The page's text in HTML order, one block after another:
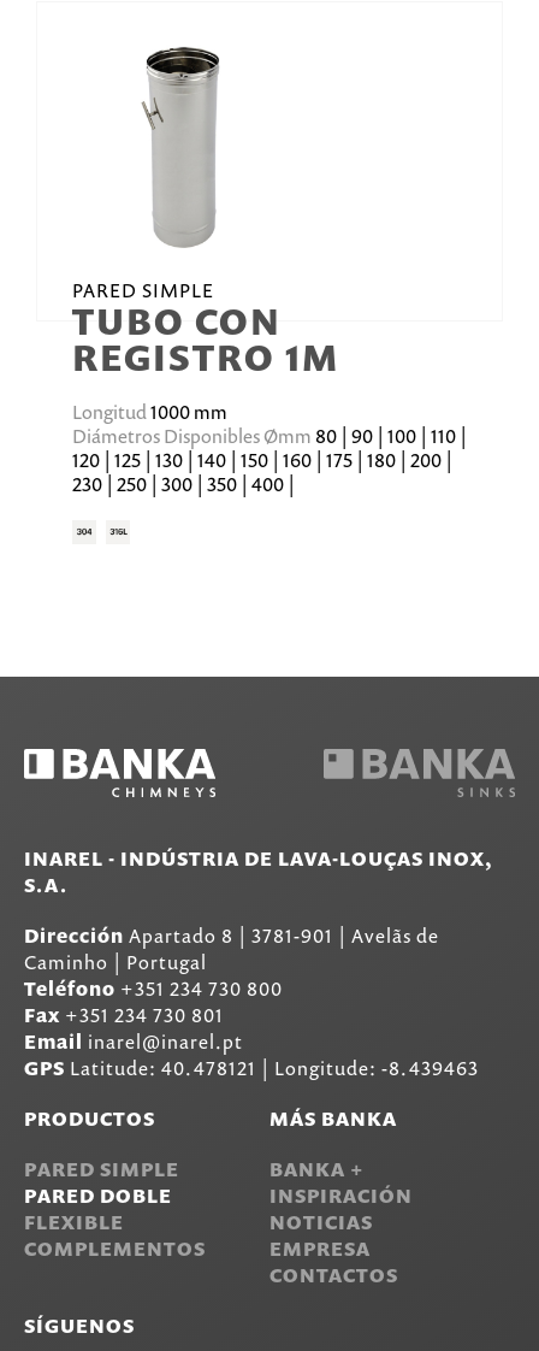
PARED SIMPLE
TUBO CON
REGISTRO 1M
Longitud1000 mm
Diámetros Disponibles Ømm 80 | 90 | 100 | 110 |
120 | 125 | 130 | 140 | 150 | 160 | 175 | 180 | 200 |
230 | 250 | 300 | 350 | 400 |
INAREL - INDÚSTRIA DE LAVA-LOUÇAS INOX,
S.A.
Dirección Apartado 8 3781-901
Avelãs de
Caminho | Portugal
Teléfono +351 234 730 800
Fax +351 234 730 801
Email inarel@inarel.pt
GPS Latitude: 40.478121 | Longitude: -8.439463
PRODUCTOS
PARED SIMPLE
PARED DOBLE
FLEXIBLE
COMPLEMENTOS
MÁS BANKA
BANKA +
INSPIRACIÓN
NOTICIAS
EMPRESA
CONTACTOS
SÍGUENOS